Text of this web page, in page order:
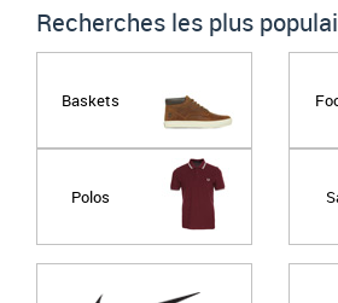
Recherches les plus
Baskets
Polos